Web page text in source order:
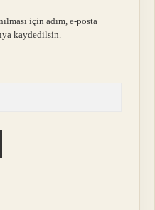
için adım, e-posta
kaydedilsin.